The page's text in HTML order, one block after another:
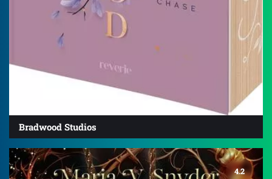
Bradwood Studios
4.2